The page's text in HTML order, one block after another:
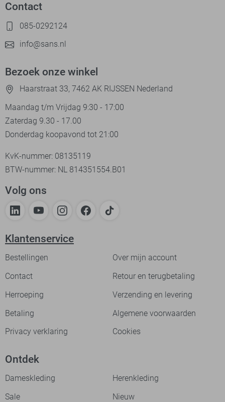
Contact
085-0292124
info@sans.nl
Bezoek onze winkel
Haarstraat 33, 7462 AK RIJSSEN Nederland
Maandag t/m Vrijdag 9:30 - 17:00
Zaterdag 9.30 - 17.00
Donderdag koopavond tot 21:00
KvK-nummer: 08135119
BTW-nummer: NL 814351554.B01
Volg ons
Klantenservice
Bestellingen
Over mijn account
Contact
Retour en terugbetaling
Herroeping
Verzending en levering
Betaling
Algemene voorwaarden
Privacy verklaring
Cookies
Ontdek
Dameskleding
Herenkleding
Sale
Nieuw